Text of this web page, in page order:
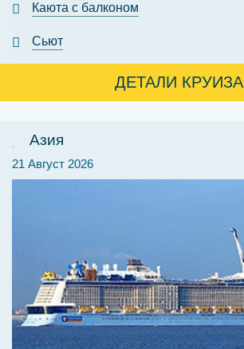
Каюта с балконом
Сьют
ДЕТАЛИ КРУИЗА
Азия
21 Август 2026